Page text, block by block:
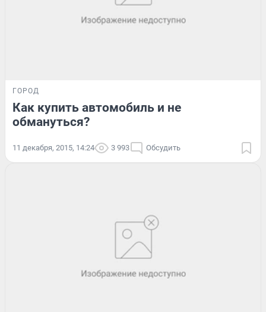
ГОРОД
Как купить автомобиль и не
обмануться?
11 декабря, 2015, 14:24 3 993 Обсудить